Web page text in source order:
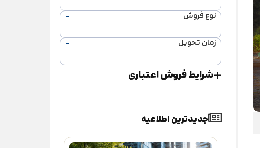
نوع فروش
-
زمان تحویل
-
شرایط فروش اعتباری
جدیدترین اطلاعیه